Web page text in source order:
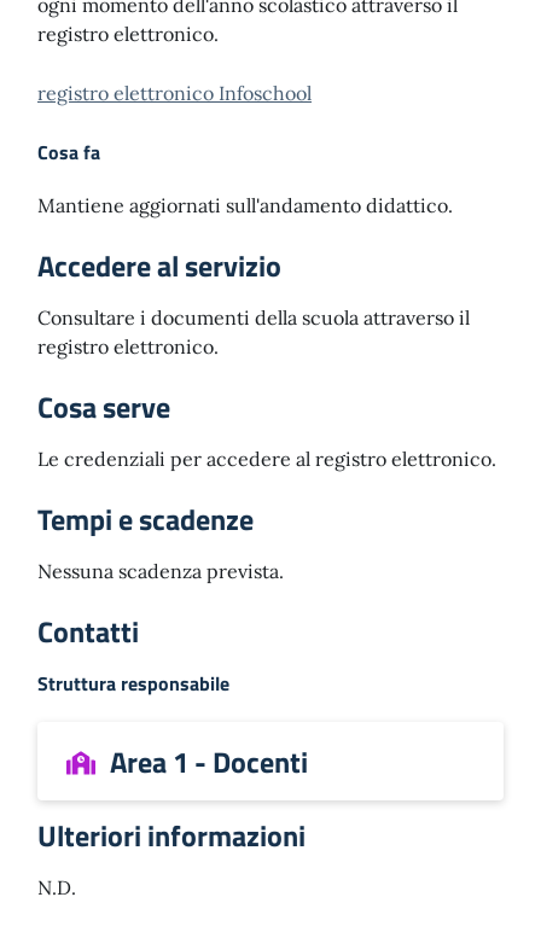
ogni momento dell'anno scolastico attraverso il
registro elettronico.
registro elettronico Infoschool
Cosa fa
Mantiene aggiornati sull'andamento didattico.
Accedere al servizio
Consultare i documenti della scuola attraverso il
registro elettronico.
Cosa serve
Le credenziali per accedere al registro elettronico.
Tempi e scadenze
Nessuna scadenza prevista.
Contatti
Struttura responsabile
Area 1 - Docenti
Ulteriori informazioni
N.D.